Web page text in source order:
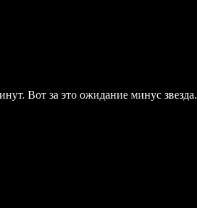
Вот за это ожидание минус звезда.